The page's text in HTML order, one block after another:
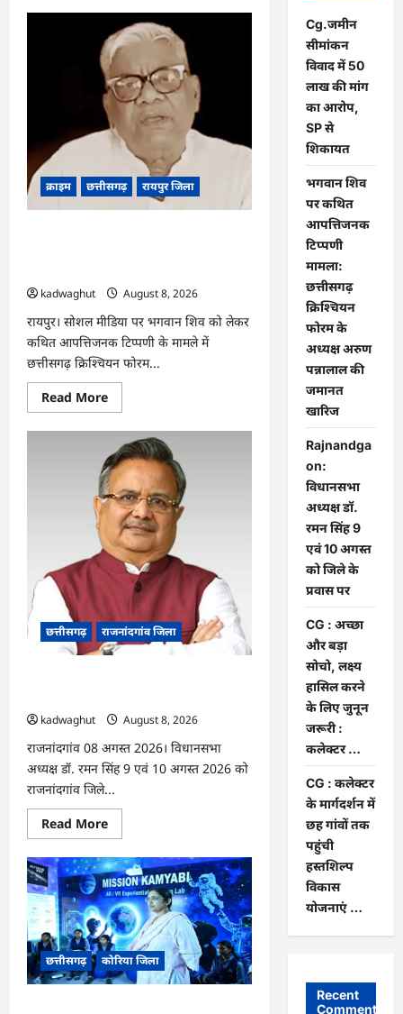
Cg.जमीन
सीमांकन
विवाद
में
50
लाख
की
मांग
का
आरोप,
SP
शिकायत
क्राइम छत्तीसगढ़ रायपुर जिला
kadwaghut
August 8, 2026
रायपुर। सोशल मीडिया पर भगवान शिव को लेकर
कथित आपत्तिजनक टिप्पणी के मामले में
छत्तीसगढ़ क्रिश्चियन फोरम...
Read MoreRead
more
भगवान
शिव
पर
कथित
आपत्तिजनक
टिप्पणी
मामला:
छत्तीसगढ़
क्रिश्चियन
फोरम
के
अध्यक्ष
अरुण
पन्नालाल
की
जमानत
खारिज
छत्तीसगढ़ राजनांदगांव जिला
kadwaghut
August 8, 2026
राजनांदगांव 08 अगस्त 2026। विधानसभा
अध्यक्ष डॉ. रमन सिंह 9 एवं 10 अगस्त 2026 को
राजनांदगांव जिले...
Read MoreRead
more
Rajnandgaon:
विधानसभा
अध्यक्ष
डॉ.
रमन
सिंह
9
एवं
10
अगस्त
को
छत्तीसगढ़ कोरिया जिला
Cg.जमीन
सीमांकन
विवाद में 50
लाख की मांग
का आरोप,
SP से
शिकायत
भगवान शिव
पर कथित
आपत्तिजनक
टिप्पणी
मामला:
छत्तीसगढ़
क्रिश्चियन
फोरम के
अध्यक्ष अरुण
पन्नालाल की
जमानत
खारिज
Rajnandga
on:
विधानसभा
अध्यक्ष डॉ.
रमन सिंह 9
एवं 10 अगस्त
को जिले के
प्रवास पर
CG : अच्छा
और बड़ा
सोचो, लक्ष्य
हासिल करने
के लिए जुनून
जरूरी :
कलेक्टर …
CG : कलेक्टर
के मार्गदर्शन में
छह गांवों तक
पहुंची
हस्तशिल्प
विकास
योजनाएं …
Recent
Comments